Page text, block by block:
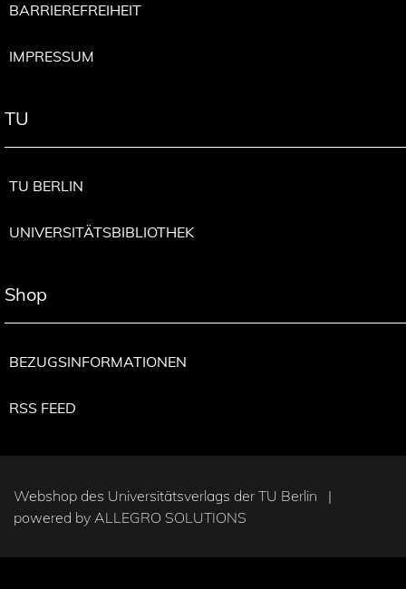
BARRIEREFREIHEIT
IMPRESSUM
TU
TU BERLIN
UNIVERSITÄTSBIBLIOTHEK
Shop
BEZUGSINFORMATIONEN
RSS FEED
Webshop des Universitätsverlags der TU Berlin |
powered by ALLEGRO SOLUTIONS